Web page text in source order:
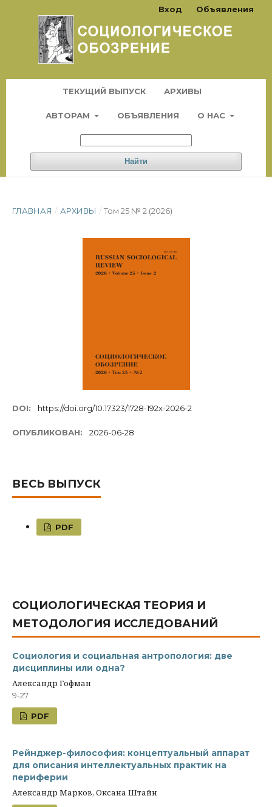
ТЕКУЩИЙ ВЫПУСК АРХИВЫ
АВТОРАМ ОБЪЯВЛЕНИЯ О НАС
Найти
Вход Объявления
ГЛАВНАЯ / АРХИВЫ / Том 25 № 2 (2026)
DOI: https://doi.org/10.17323/1728-192x-2026-2
ОПУБЛИКОВАН: 2026-06-28
ВЕСЬ ВЫПУСК
PDF
СОЦИОЛОГИЧЕСКАЯ ТЕОРИЯ И
МЕТОДОЛОГИЯ ИССЛЕДОВАНИЙ
Социология и социальная антропология: две
дисциплины или одна?
Александр Гофман
9-27
PDF
Рейнджер-философия: концептуальный аппарат
для описания интеллектуальных практик на
периферии
Александр Марков, Оксана Штайн